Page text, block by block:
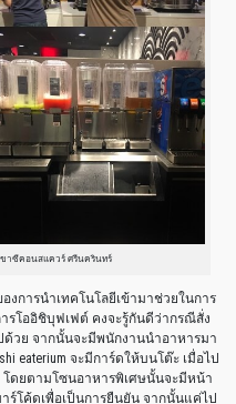
าขาซีคอนสแควร์ ศรีนครินทร์
งการนำเทคโนโลยีเข้ามาช่วยในการ
รโออิชิบุฟเฟต์ คงจะรู้กันดีว่ากรณีสั่ง
ด้วย จากนั้นจะมีพนักงานนำอาหารมา
eaterium จะมีการ์ดให้บนโต๊ะ เมื่อไป
โดยตามโซนอาหารพิเศษนั้นจะมีหน้า
ร์โค้ดเพื่อเป็นการยืนยัน จากนั้นแค่ไป